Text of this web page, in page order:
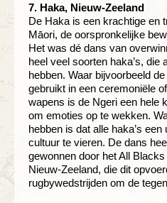
7. Haka, Nieuw-Zeeland
De Haka is een krachtige en
Māori, de oorspronkelijke
Het was dé dans van
heel veel soorten haka’s, die
hebben. Waar bijvoorbeeld
gebruikt in een ceremoniële
wapens is de Ngeri een hele
om emoties op te wekken.
hebben is dat alle haka’s
cultuur te vieren. De dans
gewonnen door het All
Nieuw-Zeeland, die dit
rugbywedstrijden om de